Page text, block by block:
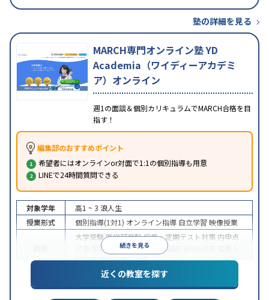
塾の詳細を見る
MARCH専門オンライン塾 YD
Academia（ワイディーアカデミ
ア）オンライン
週1の面談＆個別カリキュラムでMARCH合格を目
指す！
編集部のおすすめポイント
希望者にはオンラインor対面で1:1の個別指導も用意
LINEで24時間質問できる
続きを見る
対象学年 高1 ~ 3 浪人生
授業形式
個別指導(1対1) オンライン指導 自立学習 映像授業
大学受験医学部受験授業・定期テスト対策 内申点
学習習慣の定着 総合型選抜(旧AO)対策
試対策学校別特化対策
特徴
中高一貫校生に対応授業の振替可能
学習にPC・タブレットを利用オンライン対応1
科目から受講可能
近くの教室を探す